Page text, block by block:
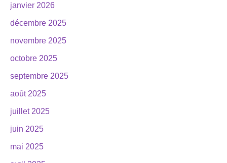
janvier 2026
décembre 2025
novembre 2025
octobre 2025
septembre 2025
août 2025
juillet 2025
juin 2025
mai 2025